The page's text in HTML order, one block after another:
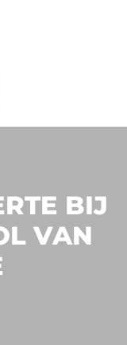
BIJ
VAN